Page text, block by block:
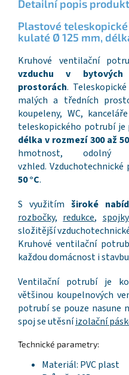
Detailní popis
Plastové
kulaté Ø 125 mm,
Kruhové ventilační
vzduchu v
prostorách.
malých a tředních
koupeleny, WC,
teleskopického potrubí je
délka v rozmezí 300 až
hmotnost,
vzhled.
50 °C.
S využitím široké
rozbočky, redukce, spojky
složitější
Kruhové ventilační
každou domácnost i stavbu
Ventilační potrubí je
většinou koupelnových
potrubí se pouze nasune
spoj se utěsníizolační
Technické parametry:
Materiál: PVC plast